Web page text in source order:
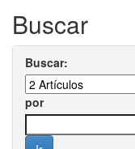
Buscar
Buscar:
por